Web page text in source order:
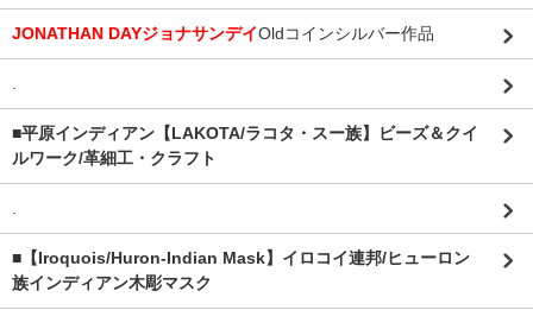
JONATHAN DAYジョナサンデイOldコインシルバー作品
.
■平原インディアン【LAKOTA/ラコタ・スー族】ビーズ＆クイ
ルワーク/革細工・クラフト
.
■【Iroquois/Huron-Indian Mask】イロコイ連邦/ヒューロン
族インディアン木彫マスク